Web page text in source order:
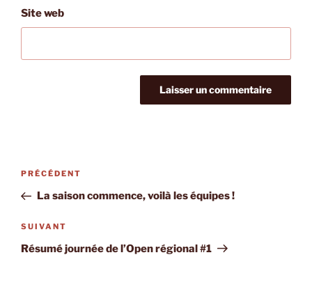
Site web
Navigation
l’article
Article
précédent
PRÉCÉDENT
La saison commence, voilà les équipes !
Article
suivant
SUIVANT
Résumé journée de l’Open régional #1